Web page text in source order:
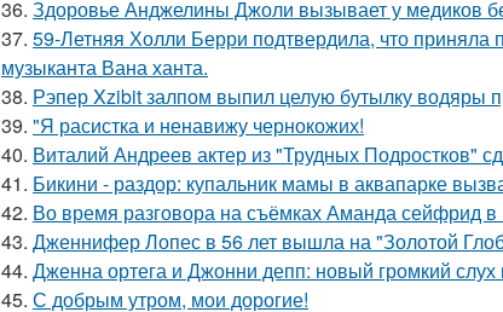
36. Здоровье Анджелины Джоли вызывает у медиков
37. 59-Летняя Холли Берри подтвердила, что
музыканта Вана ханта.
38. Рэпер Xzibit залпом выпил целую бутылку водяры
39. "Я расистка и ненавижу чернокожих!
40. Виталий Андреев актер из "Трудных Подростков"
41. Бикини - раздор: купальник мамы в аквапарке
42. Во время разговора на съёмках Аманда сейфрид
43. Дженнифер Лопес в 56 лет вышла на "Золотой
44. Дженна ортега и Джонни депп: новый громкий слух
45. С добрым утром, мои дорогие!